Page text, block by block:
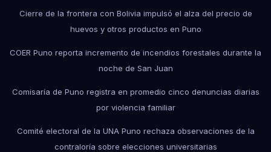
Cierre de la frontera con Bolivia impulsó el alza del precio de
huevos y otros productos en Puno
COER Puno reporta incremento de incendios forestales durante la
noche de San Juan
Comisaría de Puno registra en promedio cinco denuncias diarias
por violencia familiar
Comité electoral de la UNA Puno rechaza observaciones de la
contraloría sobre elecciones universitarias